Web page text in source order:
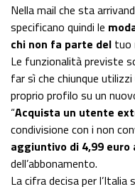
Nella mail che sta
specificano quindi le
chi non fa parte del tuo
Le funzionalità previste
far sì che chiunque
proprio profilo su un
“Acquista un utente
condivisione con i non
aggiuntivo di 4,99 euro
dell’abbonamento.
La cifra decisa per